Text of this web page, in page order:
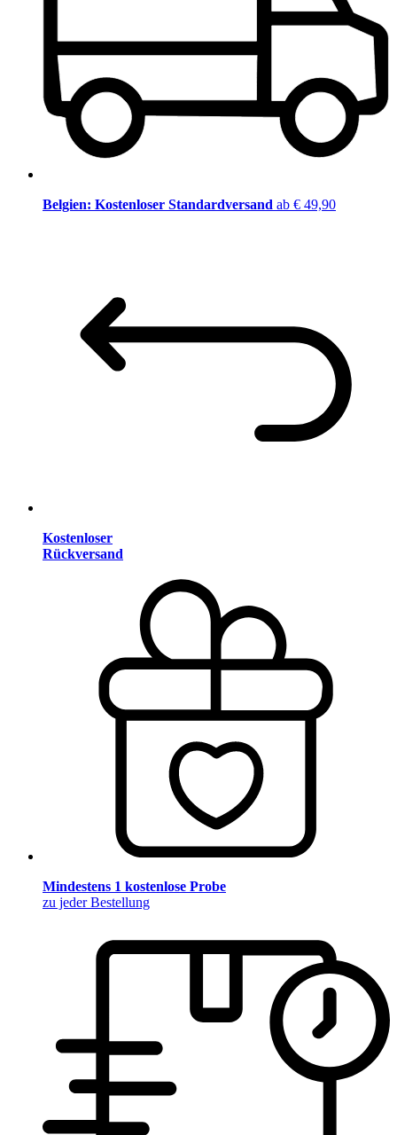
Belgien: Kostenloser Standardversand ab € 49,90
Kostenloser
Rückversand
Mindestens 1 kostenlose Probe
zu jeder Bestellung